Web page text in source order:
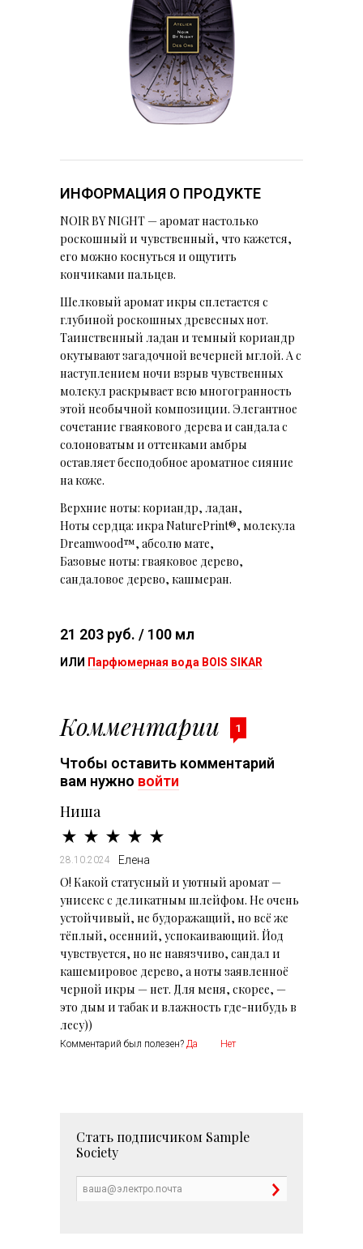
ИНФОРМАЦИЯ О ПРОДУКТЕ
NOIR BY NIGHT — аромат настолько
роскошный и чувственный, что кажется,
его можно коснуться и ощутить
кончиками пальцев.
Шелковый аромат икры сплетается с
глубиной роскошных древесных нот.
Таинственный ладан и темный кориандр
окутывают загадочной вечерней мглой. А с
наступлением ночи взрыв чувственных
молекул раскрывает всю многогранность
этой необычной композиции. Элегантное
сочетание гваякового дерева и сандала с
солоноватым и оттенками амбры
оставляет бесподобное ароматное сияние
на коже.
Верхние ноты: кориандр, ладан,
Ноты сердца: икра NaturePrint®, молекула
Dreamwood™, абсолю мате,
Базовые ноты: гваяковое дерево,
сандаловое дерево, кашмеран.
21 203 руб. / 100 мл
ИЛИ Парфюмерная вода BOIS SIKAR
Комментарии 1
Чтобы оставить комментарий
вам нужно войти
Ниша
28.10.2024 Елена
О! Какой статусный и уютный аромат —
унисекс с деликатным шлейфом. Не очень
устойчивый, не будоражащий, но всё же
тёплый, осенний, успокаивающий. Йод
чувствуется, но не навязчиво, сандал и
кашемировое дерево, а ноты заявленноё
черной икры — нет. Для меня, скорее, —
это дым и табак и влажность где-нибудь в
лесу))
Комментарий был полезен? Да Нет
Стать подписчиком Sample
Society